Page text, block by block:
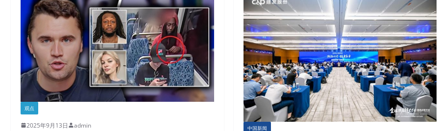
观点
2025年9月13日 admin 中国新闻